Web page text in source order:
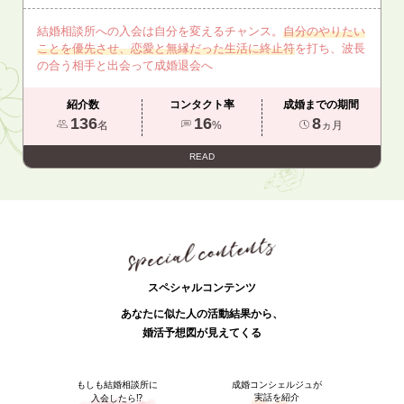
結婚相談所への入会は自分を変えるチャンス。 自分のやりたい
ことを優先させ、恋愛と無縁だった生活に終止符を打ち、波長
の合う相手と出会って成婚退会へ
紹介数
136名
コンタクト率
16%
成婚までの期間
8ヵ月
READ
スペシャルコンテンツ
あなたに似た人の活動結果から、
婚活予想図が見えてくる
もしも結婚相談所に
入会したら⁉
成婚コンシェルジュが
実話を紹介